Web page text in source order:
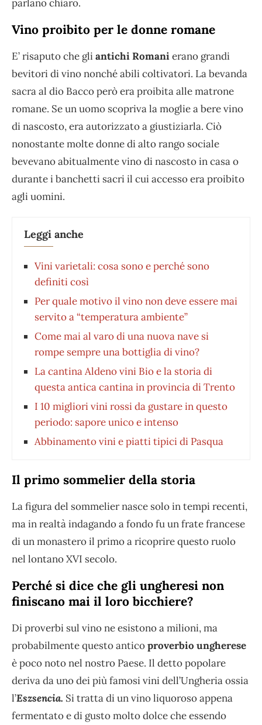
parlano chiaro.
Vino proibito per le donne romane
E’ risaputo che gliantichi Romanierano grandi
bevitori di vino nonché abili coltivatori. La bevanda
sacra al dio Bacco però era proibita alle matrone
romane. Se un uomo scopriva la moglie a bere vino
di nascosto, era autorizzato a giustiziarla. Ciò
nonostante molte donne di alto rango sociale
bevevano abitualmente vino di nascosto in casa o
durante i banchetti sacri il cui accesso era proibito
agli uomini.
Leggi anche
Vini varietali: cosa sono e perché sono
definiti così
Per quale motivo il vino non deve essere mai
servito a “temperatura ambiente”
Come mai al varo di una nuova nave si
rompe sempre una bottiglia di vino?
La cantina Aldeno vini Bio e la storia di
questa antica cantina in provincia di Trento
I 10 migliori vini rossi da gustare in questo
periodo: sapore unico e intenso
Abbinamento vini e piatti tipici di Pasqua
Il primo sommelier della storia
La figura del sommelier nasce solo in tempi recenti,
ma in realtà indagando a fondo fu un frate francese
di un monastero il primo a ricoprire questo ruolo
nel lontano XVI secolo.
Perché si dice che gli ungheresi non
finiscano mai il loro bicchiere?
Di proverbi sul vino ne esistono a milioni, ma
probabilmente questo anticoproverbio ungherese
è poco noto nel nostro Paese. Il detto popolare
deriva da uno dei più famosi vini dell’Ungheria ossia
l’Eszsencia. Si tratta di un vino liquoroso appena
fermentato e di gusto molto dolce che essendo